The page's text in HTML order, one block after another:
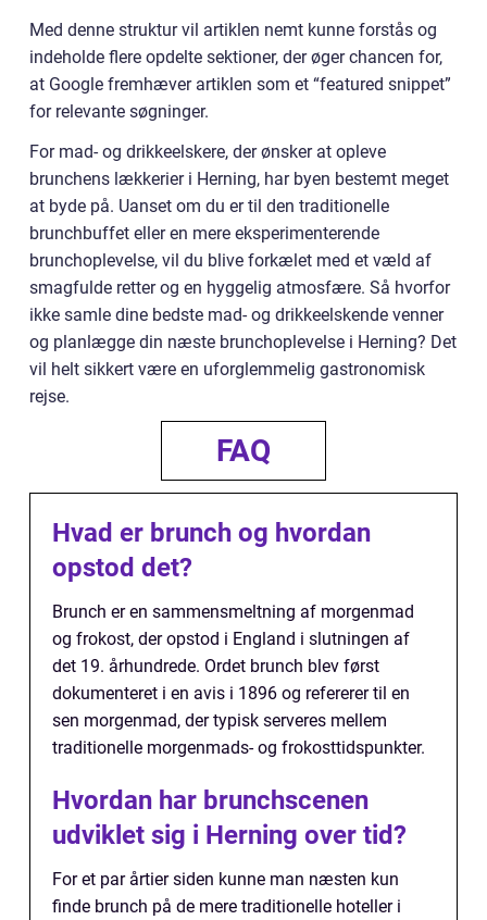
Med denne struktur vil artiklen nemt kunne forstås og
indeholde flere opdelte sektioner, der øger chancen for,
at Google fremhæver artiklen som et “featured snippet”
for relevante søgninger.
For mad- og drikkeelskere, der ønsker at opleve
brunchens lækkerier i Herning, har byen bestemt meget
at byde på. Uanset om du er til den traditionelle
brunchbuffet eller en mere eksperimenterende
brunchoplevelse, vil du blive forkælet med et væld af
smagfulde retter og en hyggelig atmosfære. Så hvorfor
ikke samle dine bedste mad- og drikkeelskende venner
og planlægge din næste brunchoplevelse i Herning? Det
vil helt sikkert være en uforglemmelig gastronomisk
rejse.
FAQ
Hvad er brunch og hvordan
opstod det?
Brunch er en sammensmeltning af morgenmad
og frokost, der opstod i England i slutningen af
det 19. århundrede. Ordet brunch blev først
dokumenteret i en avis i 1896 og refererer til en
sen morgenmad, der typisk serveres mellem
traditionelle morgenmads- og frokosttidspunkter.
Hvordan har brunchscenen
udviklet sig i Herning over tid?
For et par årtier siden kunne man næsten kun
finde brunch på de mere traditionelle hoteller i